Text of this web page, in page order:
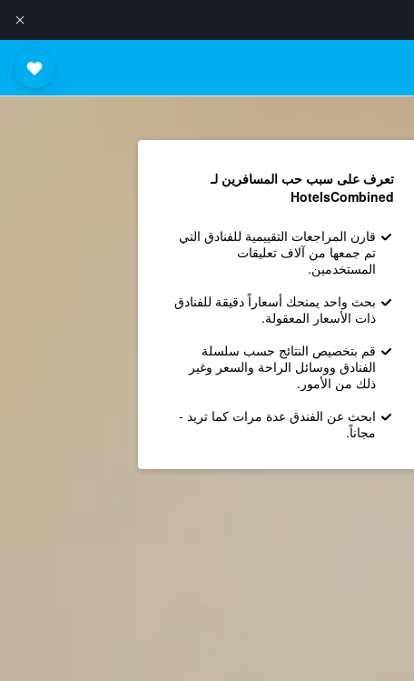
تعرف على سبب حب المسافرين لـ
HotelsCombined
قارن المراجعات التقييمية للفنادق التي
تم جمعها من آلاف تعليقات
المستخدمين.
بحث واحد يمنحك أسعاراً دقيقة للفنادق
ذات الأسعار المعقولة.
قم بتخصيص النتائج حسب سلسلة
الفنادق ووسائل الراحة والسعر وغير
ذلك من الأمور.
ابحث عن الفندق عدة مرات كما تريد -
مجاناً.